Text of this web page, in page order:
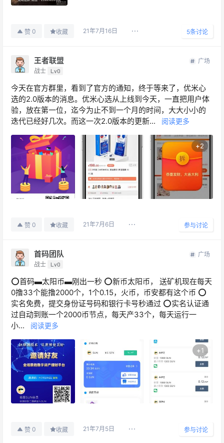
赞 0 收藏 21年7月16日 5条讨论
王者联盟
战士 Lv0
广场
今天在官方群里，看到了官方的通知，终于等来了，优米心
选的2.0版本的消息。优米心选从上线到今天，一直把用户体
验，放在第一位，迄今为止不到一个月的时间，大大小小的
迭代已经好几次。而这一次2.0版本的更新...
阅读更多
+2
赞 0 收藏 21年7月6日 参与讨论
首码团队
战士 Lv0
广场
⭕首码▬太阳币▬刚出一秒 ⭕新币太阳币， 送矿机现在每天
0撸33个能撸2000个，1个0.15，火币，币安都有这个币 ⭕
实名免费，提交身份证号码和银行卡号秒通过 ⭕实名认证通
过自动到账一个2000币节点，每天产33个，每天运行一
小...
阅读更多
+1
赞 0 收藏 21年7月5日 参与讨论